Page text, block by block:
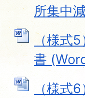
所集中
（様式
書
（様式